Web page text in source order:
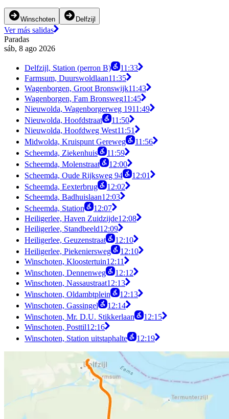
Winschoten Delfzijl
Ver más salidas
Paradas
sáb, 8 ago 2026
Delfzijl, Station (perron B)
11:33
Farmsum, Duurswoldlaan11:35
Wagenborgen, Groot Bronswijk11:43
Wagenborgen, Fam Bronsweg11:45
Nieuwolda, Wagenborgerweg 1911:49
Nieuwolda, Hoofdstraat
11:50
Nieuwolda, Hoofdweg West11:51
Midwolda, Kruispunt Gereweg
11:56
Scheemda, Ziekenhuis
11:59
Scheemda, Molenstraat
12:00
Scheemda, Oude Rijksweg 94
12:01
Scheemda, Eexterbrug
12:02
Scheemda, Badhuislaan12:03
Scheemda, Station
12:07
Heiligerlee, Haven Zuidzijde12:08
Heiligerlee, Standbeeld12:09
Heiligerlee, Geuzenstraat
12:10
Heiligerlee, Piekeniersweg
12:10
Winschoten, Kloostertuin12:11
Winschoten, Dennenweg
12:12
Winschoten, Nassaustraat12:13
Winschoten, Oldambtplein
12:13
Winschoten, Gassingel
12:14
Winschoten, Mr. D.U. Stikkerlaan
12:15
Winschoten, Posttil12:16
Winschoten, Station uitstaphalte
12:19